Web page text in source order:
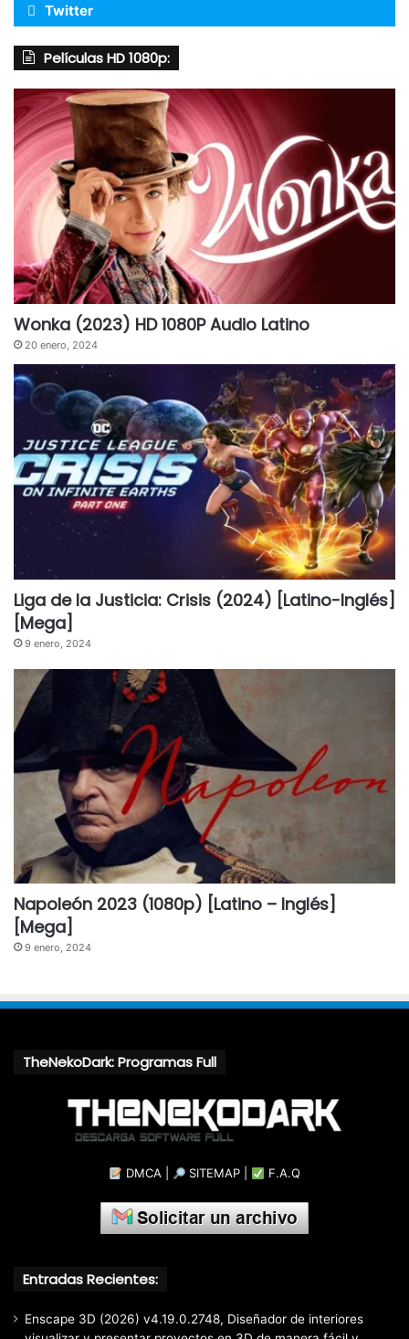
Twitter
Películas HD 1080p:
Wonka (2023) HD 1080P Audio Latino
20 enero, 2024
Liga de la Justicia: Crisis (2024) [Latino-Inglés]
[Mega]
9 enero, 2024
Napoleón 2023 (1080p) [Latino – Inglés]
[Mega]
9 enero, 2024
TheNekoDark: Programas Full
DMCA| SITEMAP F.A.Q
Entradas Recientes:
Enscape 3D (2026) v4.19.0.2748, Diseñador de interiores